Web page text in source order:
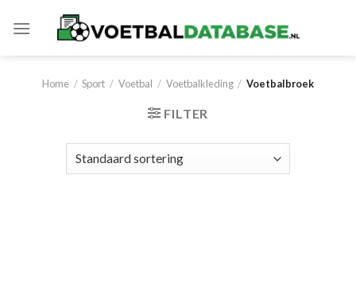
Home / Sport / Voetbal / Voetbalkleding / Voetbalbroek
FILTER